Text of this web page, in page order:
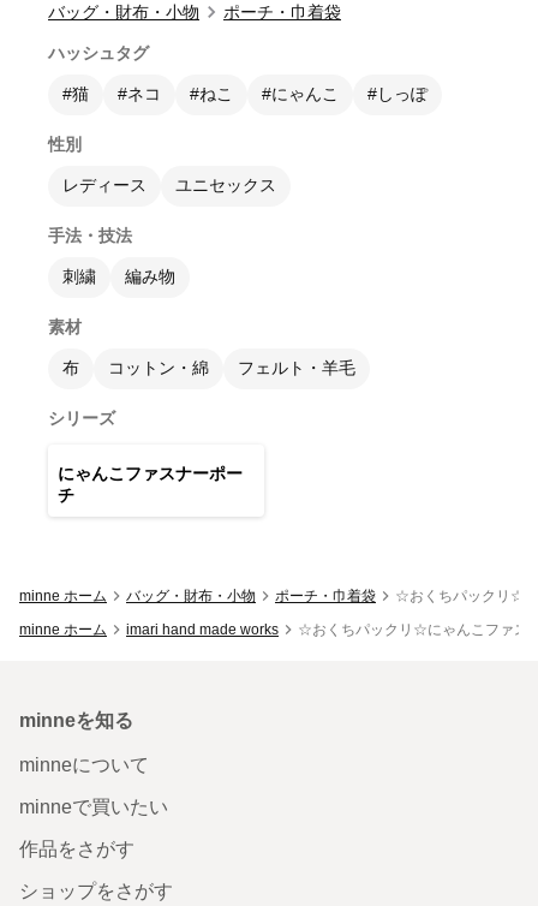
バッグ・財布・小物
ポーチ・巾着袋
ハッシュタグ
#猫 #ネコ #ねこ #にゃんこ #しっぽ
性別
レディース ユニセックス
手法・技法
刺繍 編み物
素材
布 コットン・綿 フェルト・羊毛
シリーズ
にゃんこファスナーポー
チ
minne ホーム バッグ・財布・小物 ポーチ・巾着袋
☆おくちパックリ☆
minne ホーム
imari hand made works ☆おくちパックリ☆にゃんこファス
minneを知る
minneについて
minneで買いたい
作品をさがす
ショップをさがす